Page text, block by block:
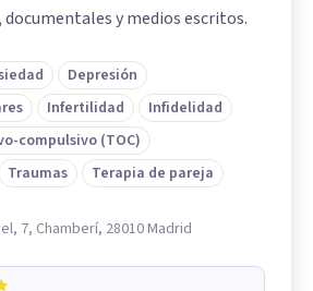
documentales y medios escritos.
Depresión
Infertilidad
Infidelidad
compulsivo (TOC)
Traumas Terapia de pareja
7, Chamberí, 28010 Madrid